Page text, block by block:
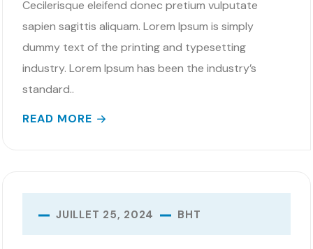
Cecilerisque eleifend donec pretium vulputate
sapien sagittis aliquam. Lorem Ipsum is simply
dummy text of the printing and typesetting
industry. Lorem Ipsum has been the industry’s
standard..
READ MORE
JUILLET 25, 2024 BHT